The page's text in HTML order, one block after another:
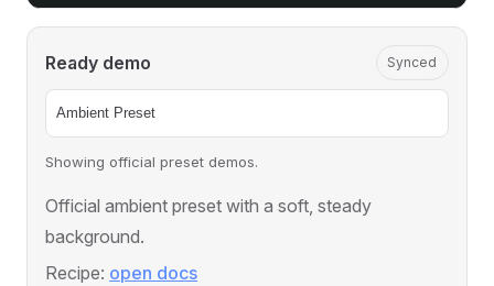
Ready demo Synced
Showing official preset demos.
Official ambient preset with a soft, steady
background.
Recipe: open docs